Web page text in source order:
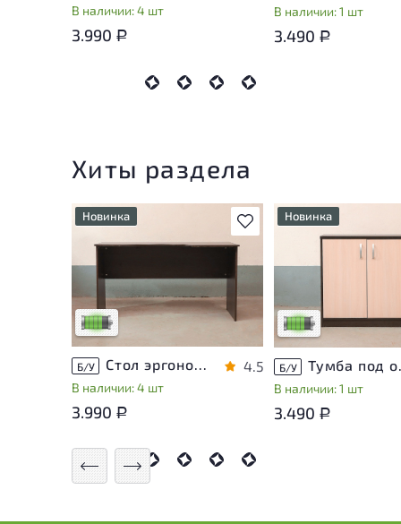
В наличии: 4 шт
3.990 Р
В наличии: 1 шт
3.490 Р
Хиты раздела
В избранное
Новинка
У товара присутствуют
незначительные следы
эксплуатации, не влияющие
на удобство его
использования
Низкая степень износа
Б/У Стол эргономичный ЛДСП Венге
В наличии: 4 шт
4.5
3.990 Р
Новинка
У товара
незначительные
эксплуатации, не
на удобство его
Низкая степень
Б/У
В наличии: 1 шт
3.490 Р